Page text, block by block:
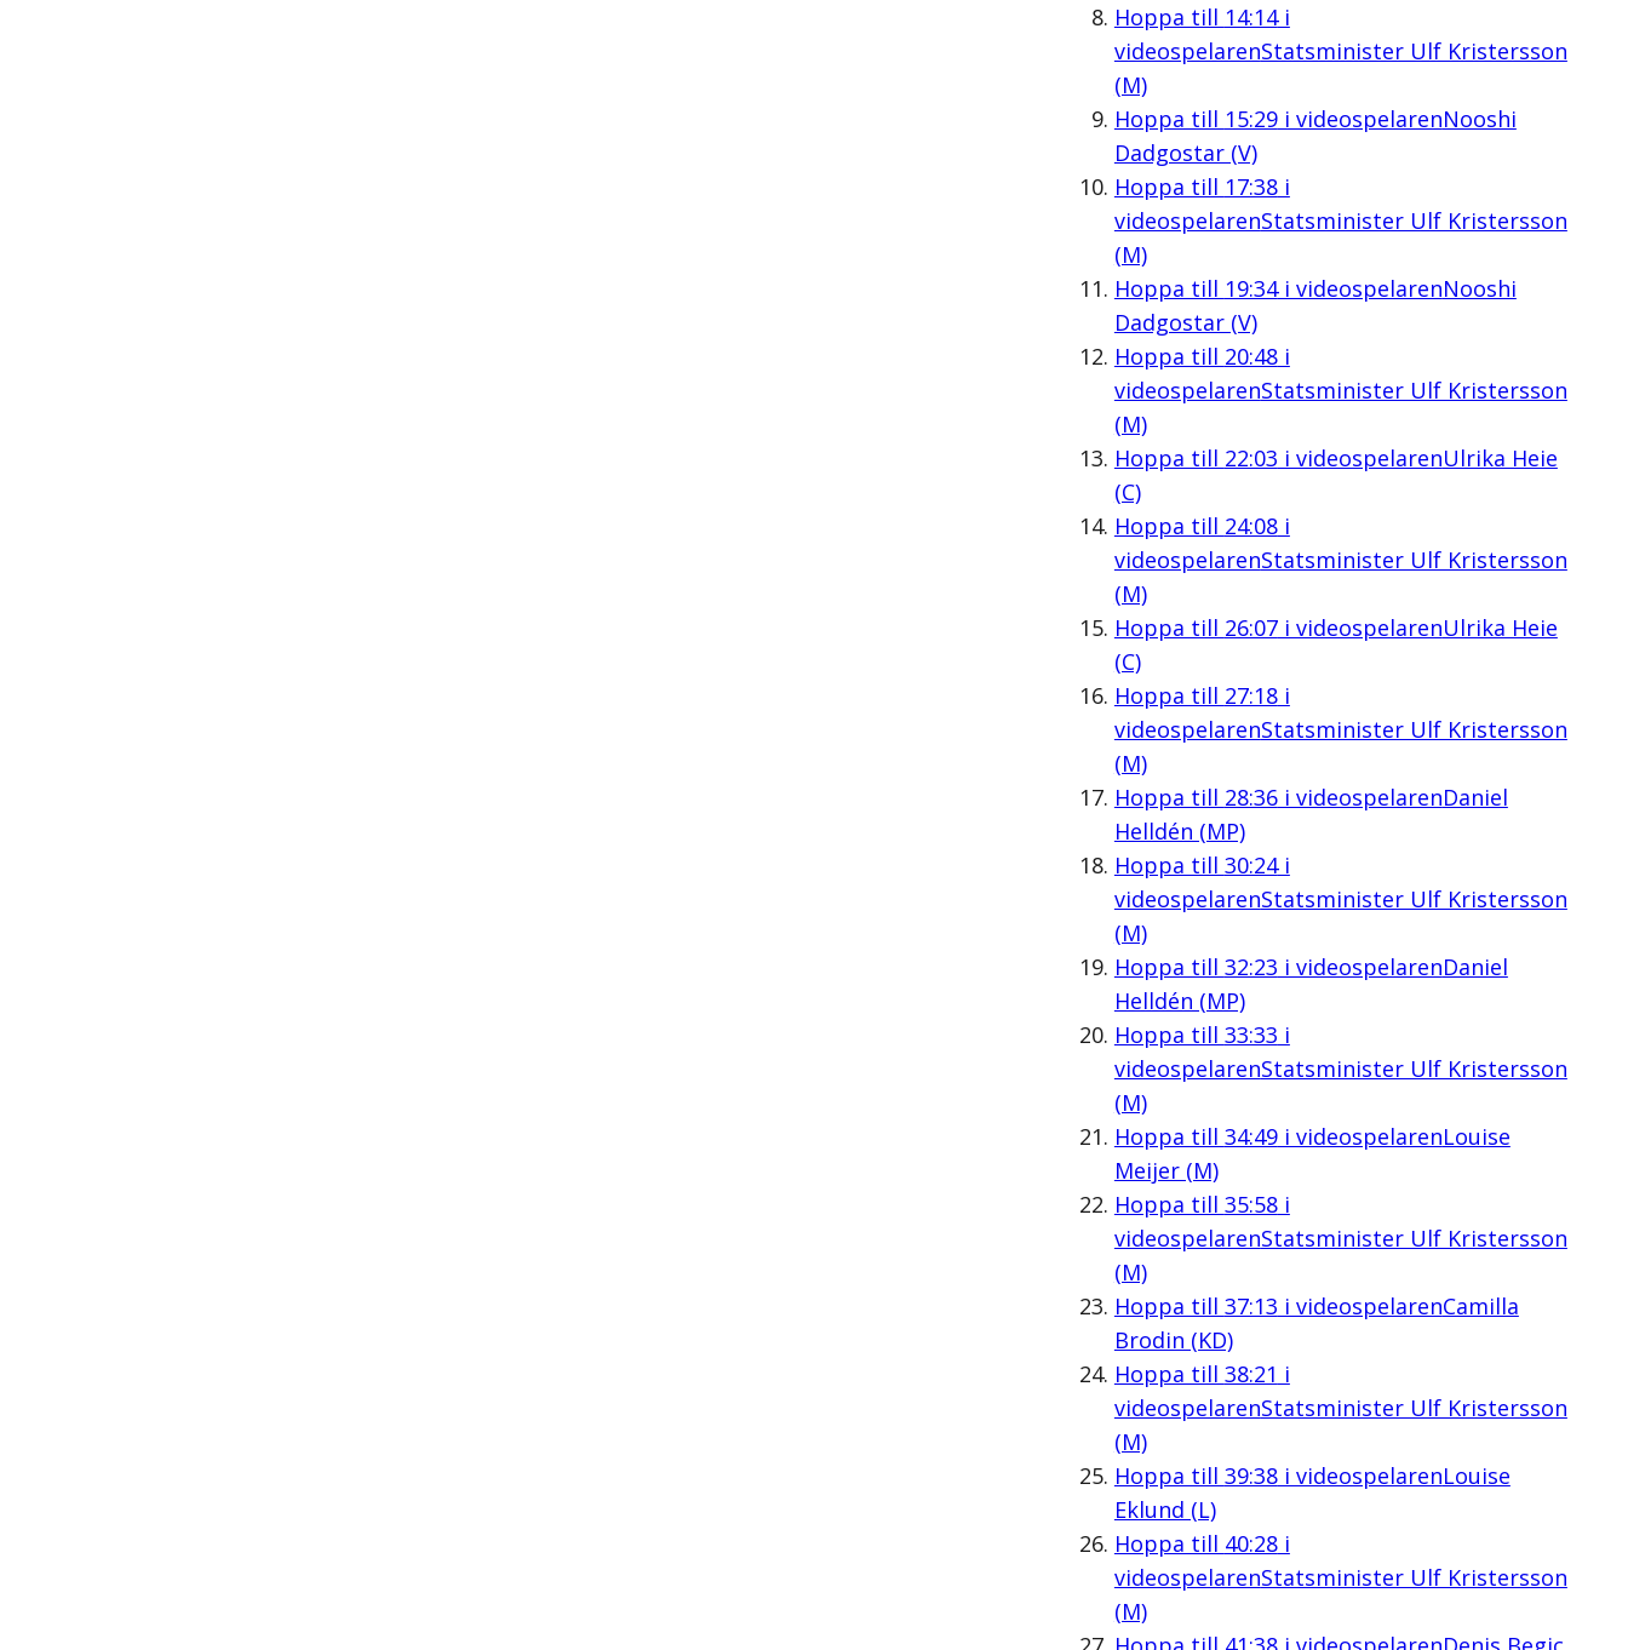
Hoppa till 14:14i
videospelarenStatsminister Ulf Kristersson
(M)
Hoppa till 15:29i videospelarenNooshi
Dadgostar (V)
Hoppa till 17:38i
videospelarenStatsminister Ulf Kristersson
(M)
Hoppa till 19:34i videospelarenNooshi
Dadgostar (V)
Hoppa till 20:48i
videospelarenStatsminister Ulf Kristersson
(M)
Hoppa till 22:03 i videospelarenUlrika Heie
(C)
Hoppa till 24:08i
videospelarenStatsminister Ulf Kristersson
(M)
Hoppa till 26:07i videospelarenUlrika Heie
(C)
Hoppa till 27:18i
videospelarenStatsminister Ulf Kristersson
(M)
Hoppa till 28:36i videospelarenDaniel
Helldén (MP)
Hoppa till 30:24i
videospelarenStatsminister Ulf Kristersson
(M)
Hoppa till 32:23 i videospelarenDaniel
Helldén (MP)
Hoppa till 33:33 i
videospelarenStatsminister Ulf Kristersson
(M)
Hoppa till 34:49i videospelarenLouise
Meijer (M)
Hoppa till 35:58i
videospelarenStatsminister Ulf Kristersson
(M)
Hoppa till 37:13 i videospelarenCamilla
Brodin (KD)
Hoppa till 38:21 i
videospelarenStatsminister Ulf Kristersson
(M)
Hoppa till 39:38i videospelarenLouise
Eklund (L)
Hoppa till 40:28i
videospelarenStatsminister Ulf Kristersson
(M)